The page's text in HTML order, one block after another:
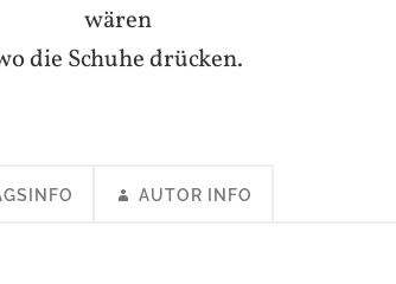
wären
die Schuhe drücken.
AUTOR INFO